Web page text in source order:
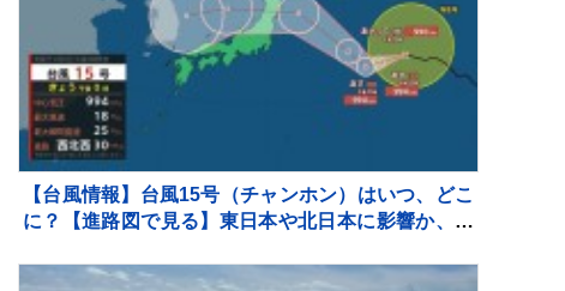
【台風情報】台風15号（チャンホン）はいつ、どこ
に？【進路図で見る】東日本や北日本に影響か、大
風・高潮・うねりを伴った高波などに厳重警戒必要